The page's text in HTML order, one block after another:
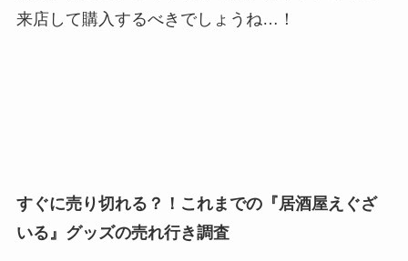
来店して購入するべきでしょうね…！
すぐに売り切れる？！これまでの『居酒屋えぐざ
いる』グッズの売れ行き調査